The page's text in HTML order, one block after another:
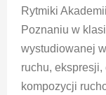
Rytmiki
Poznaniu w
wystudiowanej
ruchu,
kompozycji